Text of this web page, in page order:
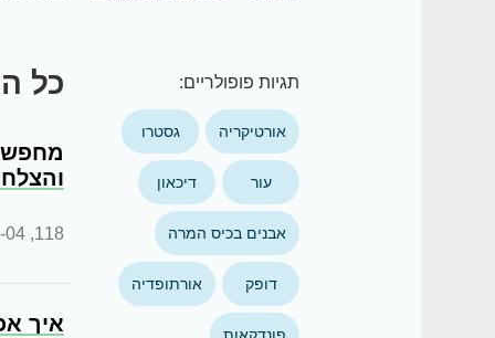
תגיות פופולריים:
אורטיקריה גסטרו
עור דיכאון
אבנים בכיס המרה
דופק אורתופדיה
כל
118,
איך